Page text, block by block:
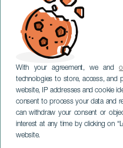
With your agreement, we and
technologies to store, access, and
website, IP addresses and cookie
consent to process your data and
can withdraw your consent or
interest at any time by clicking on
website.
Piazza di
Laguna
TENERIFE